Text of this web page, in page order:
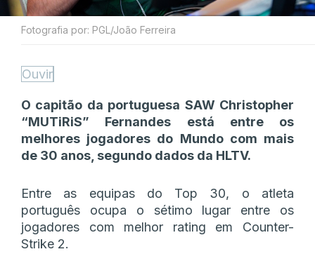
Fotografia por: PGL/João Ferreira
Ouvir
O capitão da portuguesa SAW Christopher
“MUTiRiS” Fernandes está entre os
melhores jogadores do Mundo com mais
de 30 anos, segundo dados da HLTV.
Entre as equipas do Top 30, o atleta
português ocupa o sétimo lugar entre os
jogadores com melhor rating em Counter-
Strike 2.